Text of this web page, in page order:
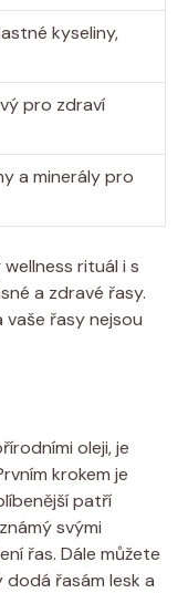
⁢kyseliny,
pro zdraví‌
a minerály pro
rituál ⁢i ⁢s
a zdravé řasy.
vaše řasy nejsou
oleji,‍ je
krokem je
patří
svými
řas. Dále můžete​
řasám lesk ⁤a